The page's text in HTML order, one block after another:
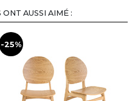
AUSSI AIMÉ :
-25%